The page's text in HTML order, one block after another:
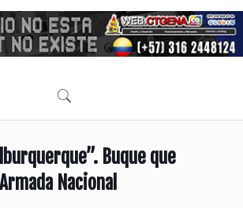
Buque que
Nacional